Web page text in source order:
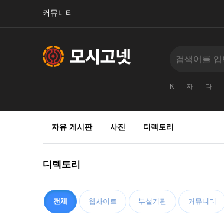
커뮤니티
K 자 다
자유 게시판 사진 디렉토리
디렉토리
전체 웹사이트 부설기관 커뮤니티